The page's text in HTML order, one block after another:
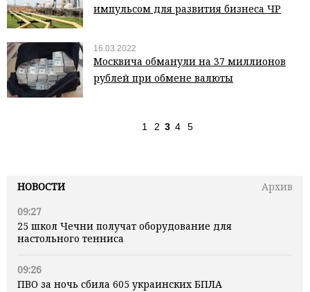
НОВОСТИ
Архив
09:27
25 школ Чечни получат оборудование для
настольного тенниса
09:26
ПВО за ночь сбила 605 украинских БПЛА
импульсом для развития бизнеса ЧР
16.03.2022
Москвича обманули на 37 миллионов
рублей при обмене валюты
1 2 3 4 5